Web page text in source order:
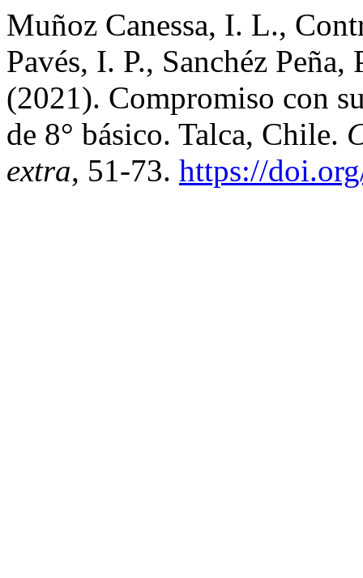
Muñoz Canessa, I. L.,
Pavés, I. P., Sanchéz
(2021). Compromiso con
de 8° básico. Talca, Chile.
extra, 51-73. https://